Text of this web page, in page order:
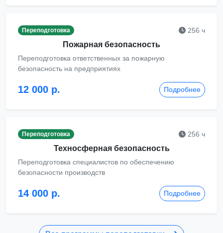
Переподготовка 256 ч
Пожарная безопасность
Переподготовка ответственных за пожарную
безопасность на предприятиях
12 000 р. Подробнее
Переподготовка 256 ч
Техносферная безопасность
Переподготовка специалистов по обеспечению
безопасности производств
14 000 р. Подробнее